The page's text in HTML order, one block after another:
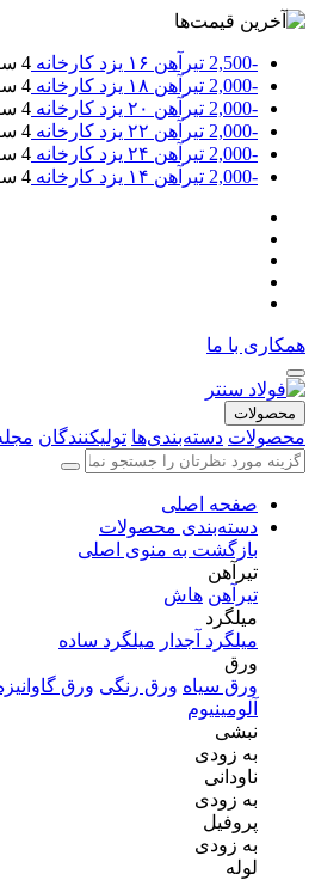
-2,500 تیرآهن ۱۶ یزد کارخانه
4 ساعت پیش
-2,000
تیرآهن ۱۸ یزد کارخانه
4 ساعت پیش
-2,000
تیرآهن ۲۰ یزد کارخانه
4 ساعت پیش
-2,000
تیرآهن ۲۲ یزد کارخانه
4 ساعت پیش
-2,000
تیرآهن ۲۴ یزد کارخانه
4 ساعت پیش
-2,000
تیرآهن ۱۴ یزد کارخانه 4 ساعت پیش
همکاری با ما
محصولات
محصولات دسته‌بندی‌ها تولیکنندگان
صفحه اصلی
دسته‌بندی محصولات
بازگشت به منوی اصلی
تیرآهن
تیرآهن هاش
میلگرد
میلگرد آجدار میلگرد ساده
ورق
ورق سیاه ورق رنگی ورق
آلومینیوم
نبشی
به زودی
ناودانی
به زودی
پروفیل
به زودی
لوله